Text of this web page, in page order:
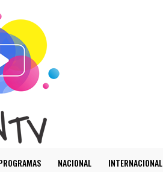
NACIONAL INTERNACIONAL